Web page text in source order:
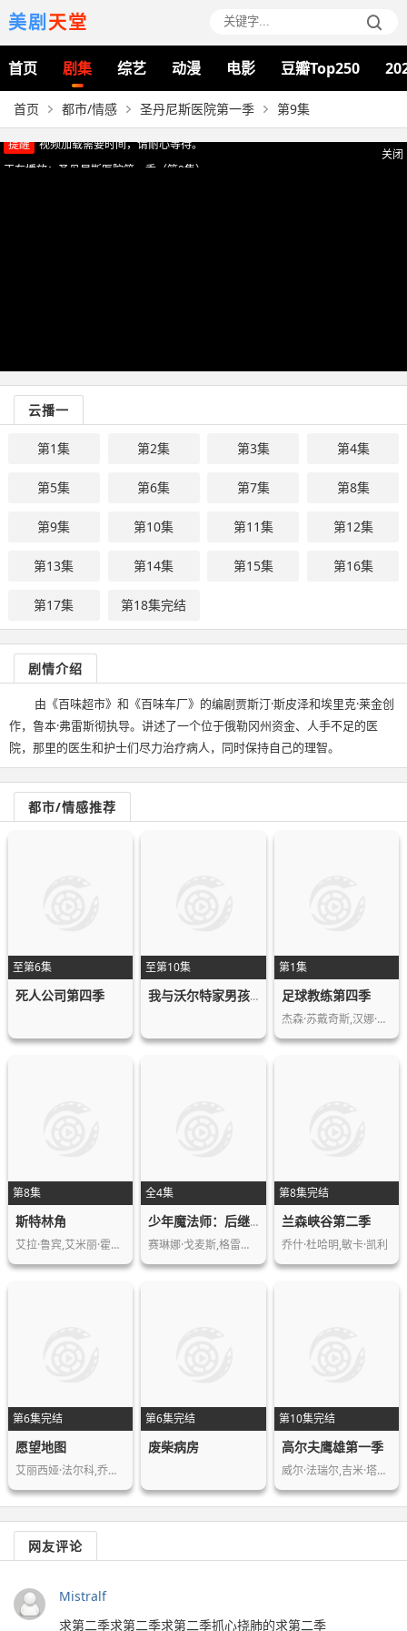
美剧天堂
首页 剧集 综艺 动漫 电影 豆瓣Top250
首页 都市/情感 圣丹尼斯医院第一季 第9集
关闭
提醒 视频加载需要时间，请耐心等待。
正在播放：圣丹尼斯医院第一季（第9集）
云播一
第1集 第2集 第3集 第4集
第5集 第6集 第7集 第8集
第9集 第10集 第11集 第12集
第13集 第14集 第15集 第16集
第17集 第18集完结
剧情介绍
由《百味超市》和《百味车厂》的编剧贾斯汀·斯皮泽和埃里克·莱金创
作，鲁本·弗雷斯彻执导。讲述了一个位于俄勒冈州资金、人手不足的医
院，那里的医生和护士们尽力治疗病人，同时保持自己的理智。
都市/情感推荐
至第6集
死人公司第四季
至第10集
我与沃尔特家男孩的生活第三季
第1集
足球教练第四季
杰森·苏戴奇斯,汉娜·沃丁厄姆,朱诺·…
第8集
斯特林角
艾拉·鲁宾,艾米丽·霍菲尔,基恩·鲁法…
全4集
少年魔法师：后继者第三季
赛琳娜·戈麦斯,格雷格·萨克因
第8集完结
兰森峡谷第二季
乔什·杜哈明,敏卡·凯利
第6集完结
愿望地图
艾丽西娅·法尔科,乔治娜·阿莫罗斯,马…
第6集完结
废柴病房
第10集完结
高尔夫鹰雄第一季
威尔·法瑞尔,吉米·塔特罗,莫莉·香侬…
网友评论
Mistralf
求第二季求第二季求第二季抓心挠肺的求第二季